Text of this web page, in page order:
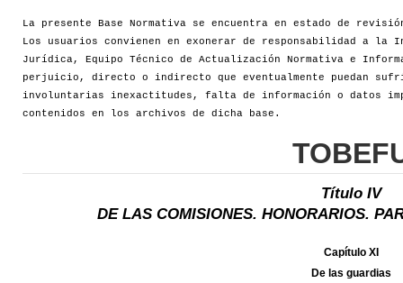
La presente Base Normativa se encuentra en estado de
Los usuarios convienen en exonerar de responsabilidad a la
Jurídica, Equipo Técnico de Actualización Normativa e
perjuicio, directo o indirecto que eventualmente puedan
involuntarias inexactitudes, falta de información o datos
contenidos en los archivos de dicha base.
Título IV
DE LAS COMISIONES. HONORARIOS.
Capítulo XI
De las guardias